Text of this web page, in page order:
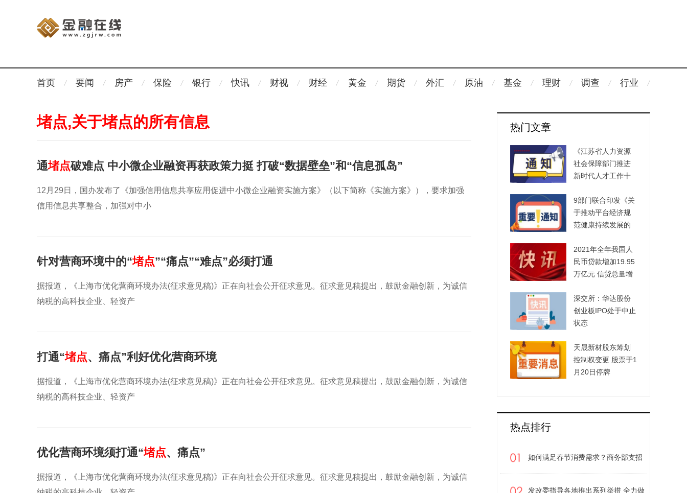
首页 要闻 房产 保险 银行 快讯 财视 财经 黄金 期货 外汇 原油 基金 理财 调查 行业
堵点,关于堵点的所有信息
通堵点破难点 中小微企业融资再获政策力挺 打破“数据壁垒”和“信息孤岛”
12月29日，国办发布了《加强信用信息共享应用促进中小微企业融资实施方案》（以下简称《实施方案》），要求加强
信用信息共享整合，加强对中小
针对营商环境中的“堵点”“痛点”“难点”必须打通
据报道，《上海市优化营商环境办法(征求意见稿)》正在向社会公开征求意见。征求意见稿提出，鼓励金融创新，为诚信
纳税的高科技企业、轻资产
打通“堵点、痛点”利好优化营商环境
据报道，《上海市优化营商环境办法(征求意见稿)》正在向社会公开征求意见。征求意见稿提出，鼓励金融创新，为诚信
纳税的高科技企业、轻资产
优化营商环境须打通“堵点、痛点”
据报道，《上海市优化营商环境办法(征求意见稿)》正在向社会公开征求意见。征求意见稿提出，鼓励金融创新，为诚信
热门文章
《江苏省人力资源
社会保障部门推进
新时代人才工作十
9部门联合印发《关
于推动平台经济规
范健康持续发展的
2021年全年我国人
民币贷款增加19.95
万亿元 信贷总量增
增强
深交所：华达股份
创业板IPO处于中止
状态
天晟新材股东筹划
控制权变更 股票于1
月20日停牌
热点排行
如何满足春节消费需求？商务部支招
发改委指导各地推出系列举措 全力做